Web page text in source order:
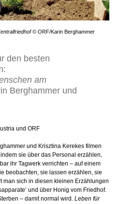
© ORF/Karin Berghammer
den besten
am
Berghammer und
und ORF
und Krisztina Kerekes filmen
sie über das Personal erzählen,
ihr Tagwerk verrichten – auf einem
beobachten, sie lassen erzählen, sie
man sich in diesen kleinen Erzählungen
und über Honig vom Friedhof.
– damit normal wird. Leben für